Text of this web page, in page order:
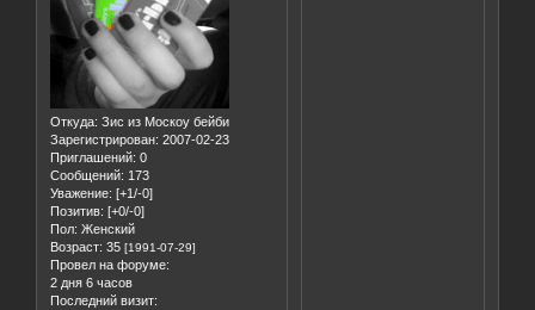
Откуда: Зис из Москоу бейби
Зарегистрирован: 2007-02-23
Приглашений: 0
Сообщений: 173
Уважение: [+1/-0]
Позитив: [+0/-0]
Пол: Женский
Возраст: 35 [1991-07-29]
Провел на форуме:
2 дня 6 часов
Последний визит: